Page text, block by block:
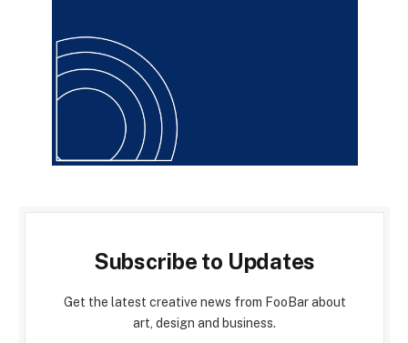
Subscribe to Updates
Get the latest creative news from FooBar about
art, design and business.